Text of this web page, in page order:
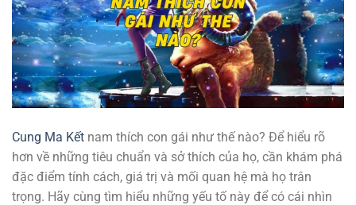
Cung Ma Kết nam thích con gái như thế nào? Để hiểu rõ
hơn về những tiêu chuẩn và sở thích của họ, cần khám phá
đặc điểm tính cách, giá trị và mối quan hệ mà họ trân
trọng. Hãy cùng tìm hiểu những yếu tố này để có cái nhìn